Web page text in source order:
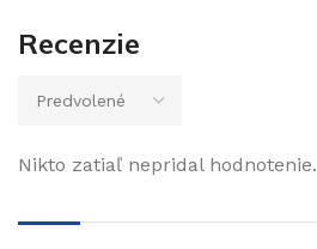
Recenzie
Nikto zatiaľ nepridal hodnotenie.